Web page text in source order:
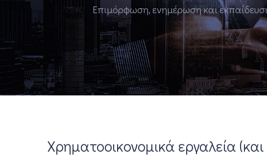
Επιμόρφωση, ενημέρωση και εκπαίδευση
Χρηματοοικονομικά εργαλεία